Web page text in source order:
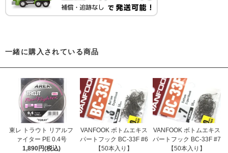
一緒に購入されている商品
東レ トラウト リアルフ
ァイター PE 0.4号
1,890円(税込)
VANFOOK ボトムエキス
パートフック BC-33F #6
【50本入り】
VANFOOK ボトムエキス
パートフック BC-33F #7
【50本入り】